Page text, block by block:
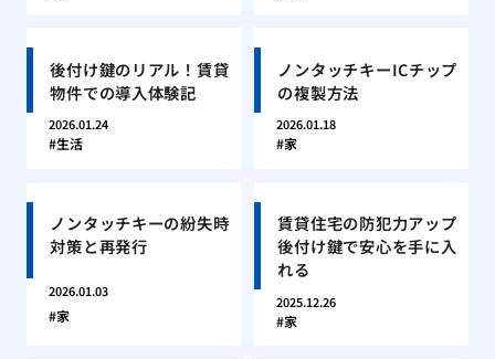
後付け鍵のリアル！賃貸
物件での導入体験記
2026.01.24
生活
ノンタッチキーICチップ
の複製方法
2026.01.18
家
ノンタッチキーの紛失時
対策と再発行
2026.01.03
家
賃貸住宅の防犯力アップ
後付け鍵で安心を手に入
れる
2025.12.26
家